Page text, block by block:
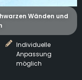
Wänden und
Individuelle
Anpassung
möglich